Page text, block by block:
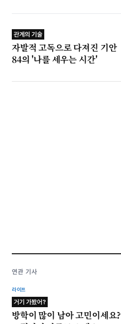
관계의 기술
자발적 고독으로 다져진 기안
84의 '나를 세우는 시간'
연관 기사
라이프
거기 가봤어?
방학이 많이 남아 고민이세요?